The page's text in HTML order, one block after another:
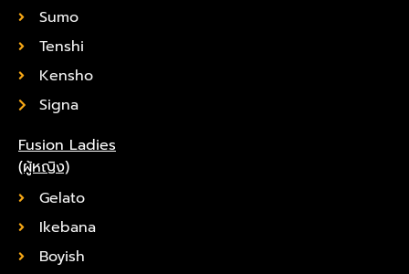
Sumo
Tenshi
Kensho
Signa
Fusion Ladies
(ผู้หญิง)
Gelato
Ikebana
Boyish